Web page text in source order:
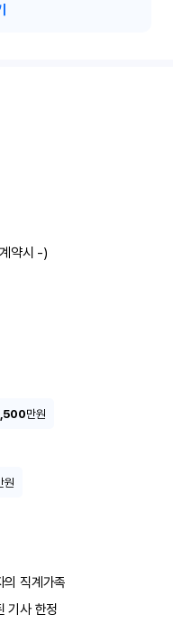
약시 -)
만원
원
의 직계가족
기사 한정